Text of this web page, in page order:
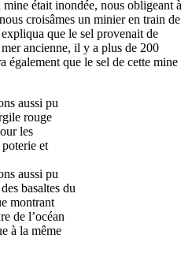
était inondée, nous obligeant à
croisâmes un minier en train de
que le sel provenait de
ancienne, il y a plus de 200
également que le sel de cette mine
aussi pu
rouge
les
et
aussi pu
basaltes du
montrant
de l’océan
à la même